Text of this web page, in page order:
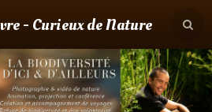
- Curieux de Nature
0